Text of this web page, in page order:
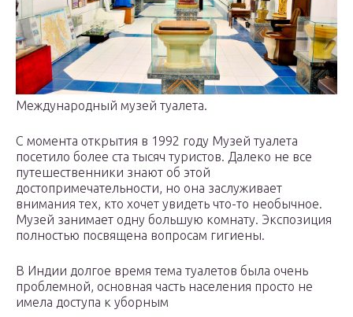
Международный музей туалета.
С момента открытия в 1992 году Музей туалета
посетило более ста тысяч туристов. Далеко не все
путешественники знают об этой
достопримечательности, но она заслуживает
внимания тех, кто хочет увидеть что-то необычное.
Музей занимает одну большую комнату. Экспозиция
полностью посвящена вопросам гигиены.
В Индии долгое время тема туалетов была очень
проблемной, основная часть населения просто не
имела доступа к уборным